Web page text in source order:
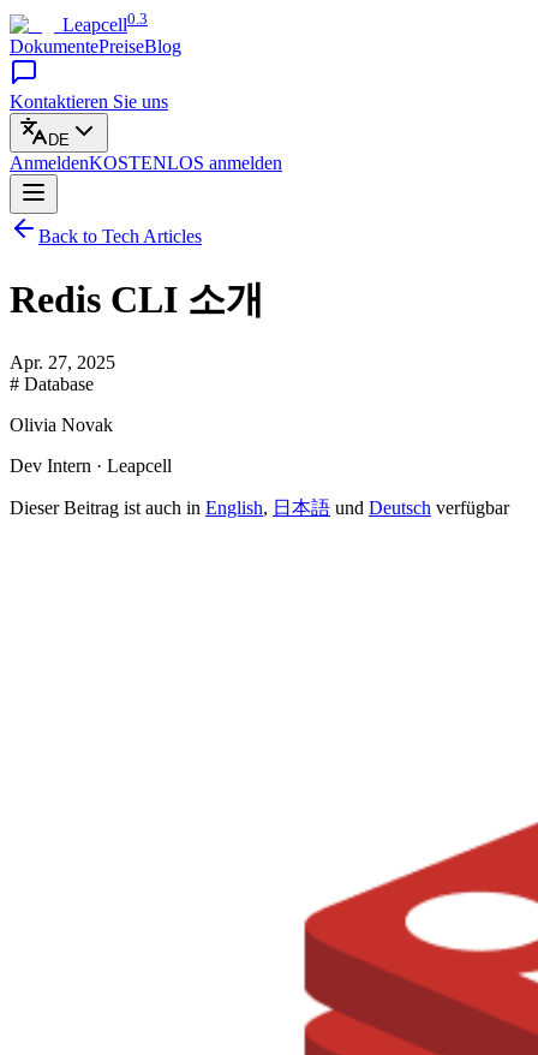
Leapcell0.3
DokumentePreiseBlog
Kontaktieren Sie uns
DE
AnmeldenKOSTENLOS anmelden
Back to Tech Articles
Redis CLI 소개
Apr. 27, 2025
# Database
Olivia Novak
Dev Intern · Leapcell
Dieser Beitrag ist auch in English, 日本語 und Deutsch verfügbar